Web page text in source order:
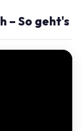
– So geht's